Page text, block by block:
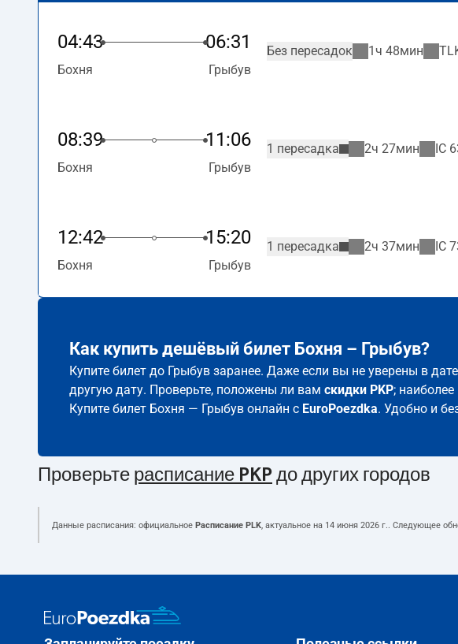
04:43 06:31
Бохня Грыбув
Без пересадок 1ч 48мин
08:39 11:06
Бохня Грыбув
1 пересадка 2ч 27мин IC
12:42 15:20
Бохня Грыбув
1 пересадка 2ч 37мин IC
Как купить дешёвый билет Бохня – Грыбув?
Купите билет до Грыбув заранее. Даже если вы не уверены в
другую дату. Проверьте, положены ли вам скидки PKP;
Купите билет Бохня — Грыбув онлайн с EuroPoezdka. Удобно и
Проверьте расписание PKP до других городов
Данные расписания: официальное Расписание PLK, актуальное на 14 июня 2026 г.. Следующее